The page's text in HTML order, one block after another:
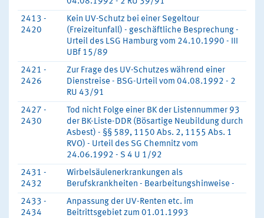
2413 -
2420
Kein UV-Schutz bei einer Segeltour
(Freizeitunfall) - geschäftliche Besprechung -
Urteil des LSG Hamburg vom 24.10.1990 - III
UBf 15/89
2421 -
2426
Zur Frage des UV-Schutzes während einer
Dienstreise - BSG-Urteil vom 04.08.1992 - 2
RU 43/91
2427 -
2430
Tod nicht Folge einer BK der Listennummer 93
der BK-Liste-DDR (Bösartige Neubildung durch
Asbest) - §§ 589, 1150 Abs. 2, 1155 Abs. 1
RVO) - Urteil des SG Chemnitz vom
24.06.1992 - S 4 U 1/92
2431 -
2432
Wirbelsäulenerkrankungen als
Berufskrankheiten - Bearbeitungshinweise -
2433 -
2434
Anpassung der UV-Renten etc. im
Beitrittsgebiet zum 01.01.1993